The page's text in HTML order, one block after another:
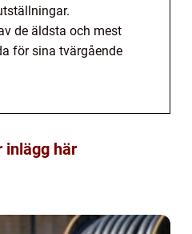
de äldsta och mest
för sina tvärgående
inlägg här